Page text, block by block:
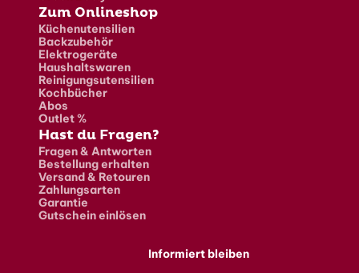
Zum Onlineshop
Küchenutensilien
Backzubehör
Elektrogeräte
Haushaltswaren
Reinigungsutensilien
Kochbücher
Abos
Outlet %
Hast du Fragen?
Fragen & Antworten
Bestellung erhalten
Versand & Retouren
Zahlungsarten
Garantie
Gutschein einlösen
Informiert bleiben